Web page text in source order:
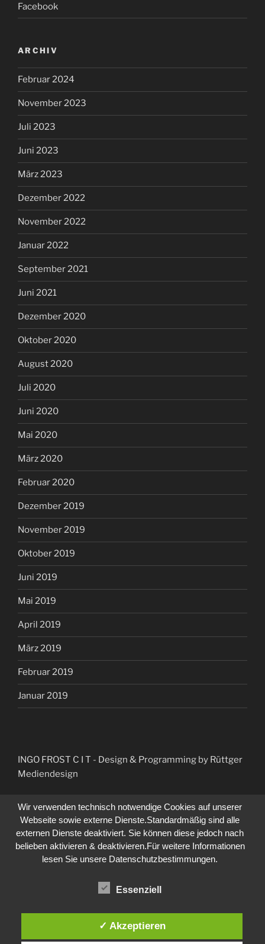
Facebook
ARCHIV
Februar 2024
November 2023
Juli 2023
Juni 2023
März 2023
Dezember 2022
November 2022
Januar 2022
September 2021
Juni 2021
Dezember 2020
Oktober 2020
August 2020
Juli 2020
Juni 2020
Mai 2020
März 2020
Februar 2020
Dezember 2019
November 2019
Oktober 2019
Juni 2019
Mai 2019
April 2019
März 2019
Februar 2019
Januar 2019
INGO FROST C I T - Design & Programming by Rüttger
Mediendesign
Wir verwenden technisch notwendige Cookies auf unserer
Webseite sowie externe Dienste.Standardmäßig sind alle
externen Dienste deaktiviert. Sie können diese jedoch nach
belieben aktivieren & deaktivieren.Für weitere Informationen
lesen Sie unsere Datenschutzbestimmungen.
Essenziell
✓ Akzeptieren